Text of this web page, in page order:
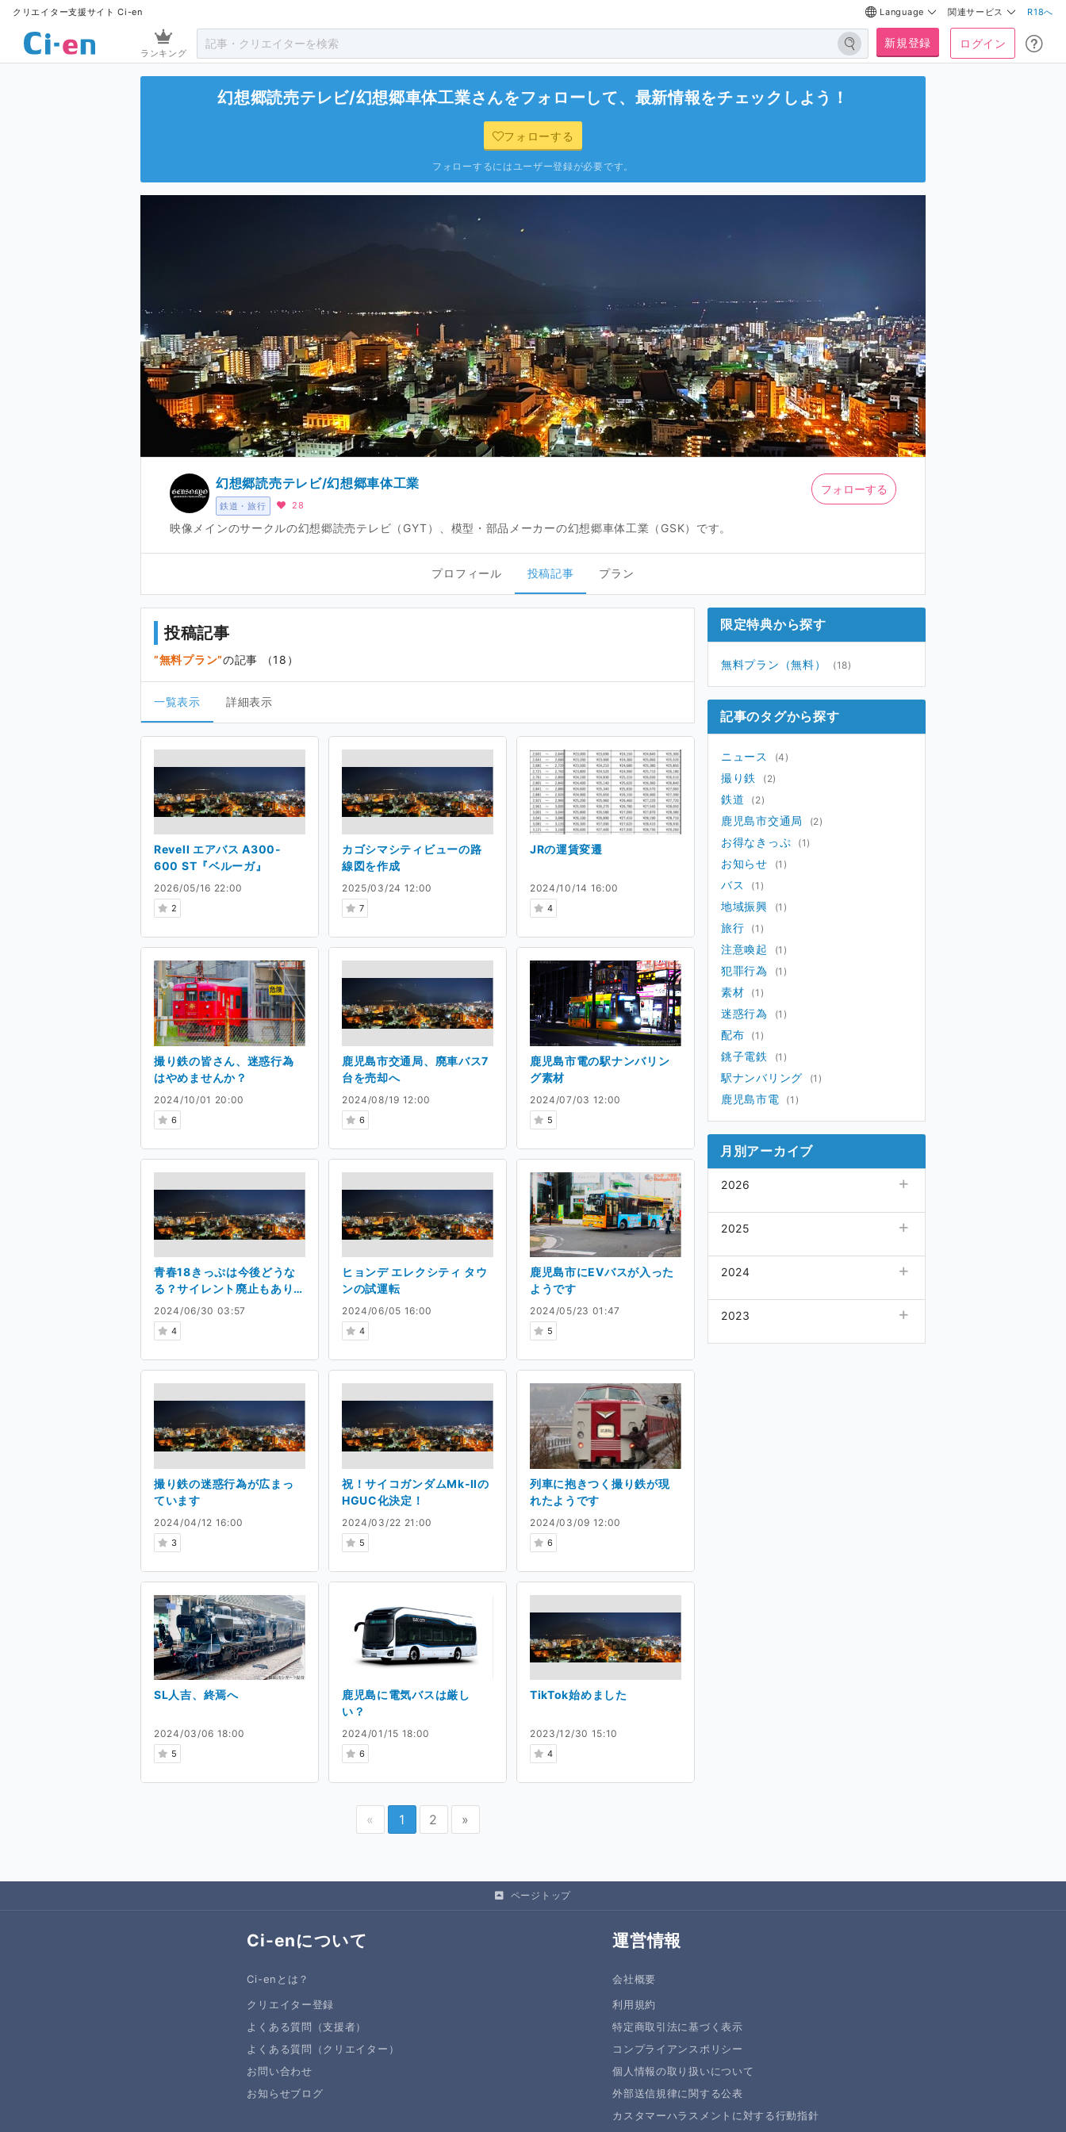
クリエイター支援サイト Ci-en Language 関連サービス R18へ
ランキング
新規登録 ログイン
幻想郷読売テレビ/幻想郷車体工業さんをフォローして、最新情報をチェックしよう！
フォローする
フォローするにはユーザー登録が必要です。
鉄道・旅行
幻想郷読売テレビ/幻想郷車体工業
28
映像メインのサークルの幻想郷読売テレビ（GYT）、模型・部品メーカーの幻想郷車体工業（GSK）です。
フォローする
プロフィール 投稿記事 プラン
投稿記事
無料プラン の記事 （18）
一覧表示 詳細表示
2026/05/16 22:00
2
Revell エアバス A300-
600 ST『ベルーガ』
2025/03/24 12:00
7
カゴシマシティビューの路
線図を作成
2024/10/14 16:00
4
JRの運賃変遷
2024/10/01 20:00
6
撮り鉄の皆さん、迷惑行為
はやめませんか？
2024/08/19 12:00
6
鹿児島市交通局、廃車バス7
台を売却へ
2024/07/03 12:00
5
鹿児島市電の駅ナンバリン
グ素材
2024/06/30 03:57
4
青春18きっぷは今後どうな
る？サイレント廃止もあり
得る？
2024/06/05 16:00
4
ヒョンデ エレクシティ タウ
ンの試運転
2024/05/23 01:47
5
鹿児島市にEVバスが入った
ようです
2024/04/12 16:00
3
撮り鉄の迷惑行為が広まっ
ています
2024/03/22 21:00
5
祝！サイコガンダムMk-Ⅱの
HGUC化決定！
2024/03/09 12:00
6
列車に抱きつく撮り鉄が現
れたようです
2024/03/06 18:00
5
SL人吉、終焉へ
2024/01/15 18:00
6
鹿児島に電気バスは厳し
い？
2023/12/30 15:10
4
TikTok始めました
« 1 2 »
限定特典から探す
無料プラン（無料） (18)
記事のタグから探す
ニュース (4)
撮り鉄 (2)
鉄道 (2)
鹿児島市交通局 (2)
お得なきっぷ (1)
お知らせ (1)
バス (1)
地域振興 (1)
旅行 (1)
注意喚起 (1)
犯罪行為 (1)
素材 (1)
迷惑行為 (1)
配布 (1)
銚子電鉄 (1)
駅ナンバリング (1)
鹿児島市電 (1)
月別アーカイブ
2026
2025
2024
08月
2023
ページトップ
Ci-enについて
Ci-enとは？
クリエイター登録
よくある質問（支援者）
よくある質問（クリエイター）
お問い合わせ
お知らせブログ
運営情報
会社概要
利用規約
特定商取引法に基づく表示
コンプライアンスポリシー
個人情報の取り扱いについて
外部送信規律に関する公表
カスタマーハラスメントに対する行動指針